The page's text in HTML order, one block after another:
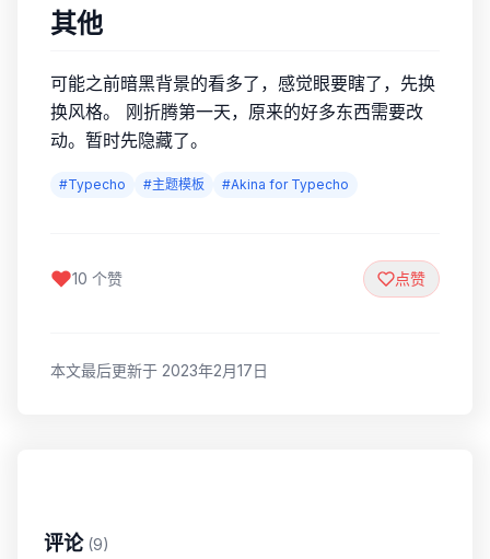
其他
可能之前暗黑背景的看多了，感觉眼要瞎了，先换
换风格。 刚折腾第一天，原来的好多东西需要改
动。暂时先隐藏了。
#Typecho #主题模板 #Akina for Typecho
10 个赞 点赞
本文最后更新于 2023年2月17日
评论 (9)